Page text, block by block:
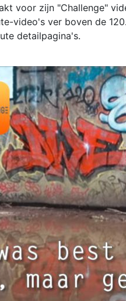
voor zijn "Challenge"
video's ver boven de
detailpagina's.